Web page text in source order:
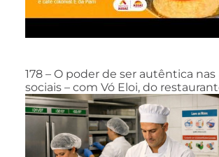
178 – O poder de ser autêntica nas
sociais – com Vó Eloi, do